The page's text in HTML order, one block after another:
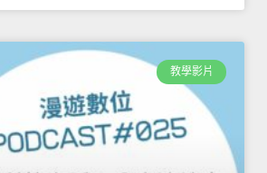
教學影片